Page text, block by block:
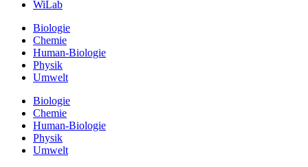
WiLab
Biologie
Chemie
Human-Biologie
Physik
Umwelt
Biologie
Chemie
Human-Biologie
Physik
Umwelt